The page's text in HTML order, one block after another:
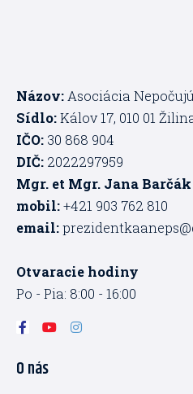
Názov: Asociácia
Sídlo:Kálov 17, 010 01
IČO: 30 868 904
DIČ: 2022297959
Mgr. et Mgr. Jana
mobil:+421 903 762 810
email:
Otvaracie hodiny
Po - Pia: 8:00 - 16:00
F
a
e
b
Y
u
I
n
O nás